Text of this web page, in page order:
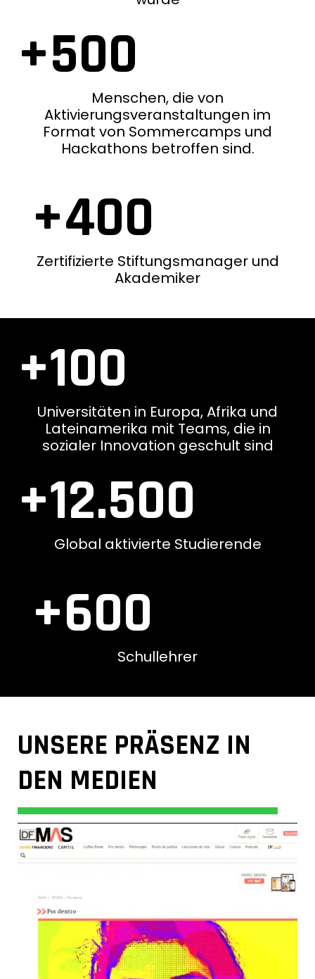
+500
Menschen, die von
Aktivierungsveranstaltungen im
Format von Sommercamps und
Hackathons betroffen sind.
+400
Zertifizierte Stiftungsmanager und
Akademiker
+100
Universitäten in Europa, Afrika und
Lateinamerika mit Teams, die in
sozialer Innovation geschult sind
+12.500
Global aktivierte Studierende
+600
Schullehrer
UNSERE PRÄSENZ IN
DEN MEDIEN